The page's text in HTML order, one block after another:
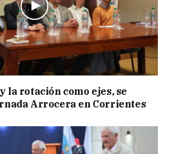
la rotación como ejes, se
Arrocera en Corrientes